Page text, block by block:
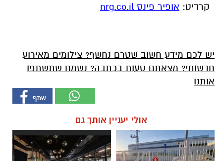
קרדיט: אופיר פינס nrg.co.il
יש לכם מידע חשוב שטרם נחשף? צילומים מאירוע
חדשותי? מצאתם טעות בכתבה? נשמח שתשתפו
אותנו
אולי יעניין אותך גם